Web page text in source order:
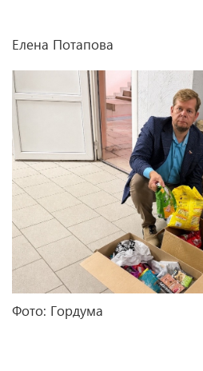
Елена Потапова
Фото: Гордума